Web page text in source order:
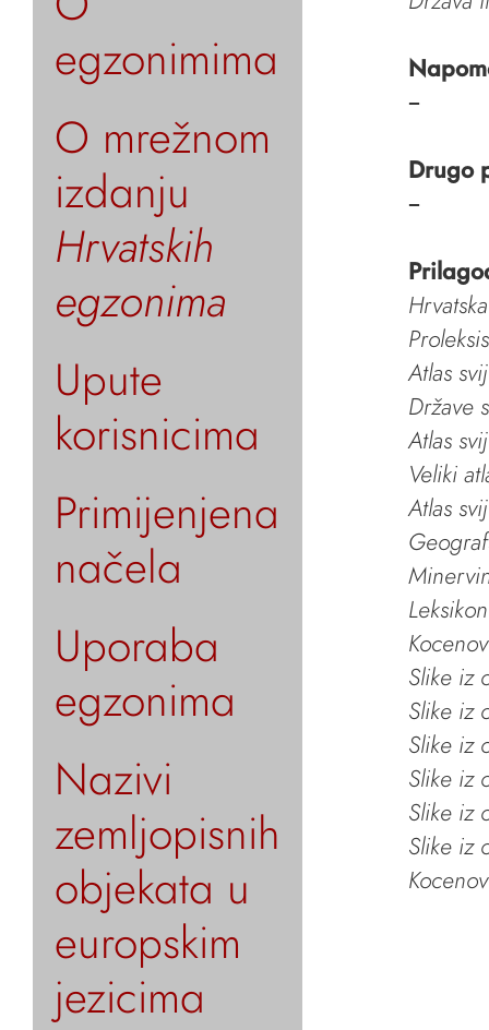
egzonimima
O mrežnom
izdanju
Hrvatskih
egzonima
Upute
korisnicima
Primijenjena
načela
Uporaba
egzonima
Nazivi
zemljopisnih
objekata u
europskim
jezicima
–
Drugo
–
Atlas
Države
Atlas
Veliki
Atlas
Slike iz
Slike iz
Slike iz
Slike iz
Slike iz
Slike iz